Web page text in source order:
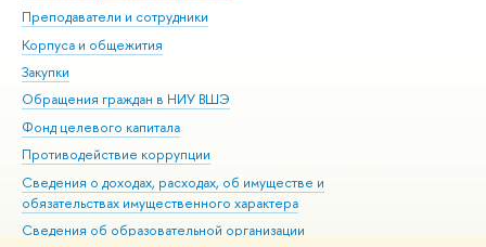
Преподаватели и сотрудники
Корпуса и общежития
Закупки
Обращения граждан в НИУ ВШЭ
Фонд целевого капитала
Противодействие коррупции
Сведения о доходах, расходах, об имуществе и
обязательствах имущественного характера
Сведения об образовательной организации